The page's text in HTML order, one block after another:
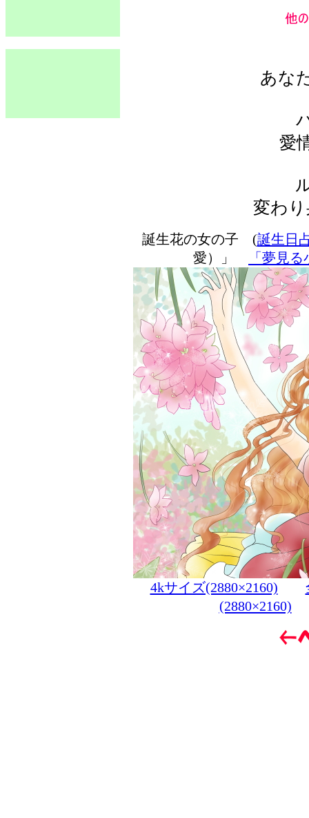
あな
愛
変わ
誕生花の女の子 (誕生日
愛）」
「夢見
4kサイズ(2880×2160)
(2880×2160)